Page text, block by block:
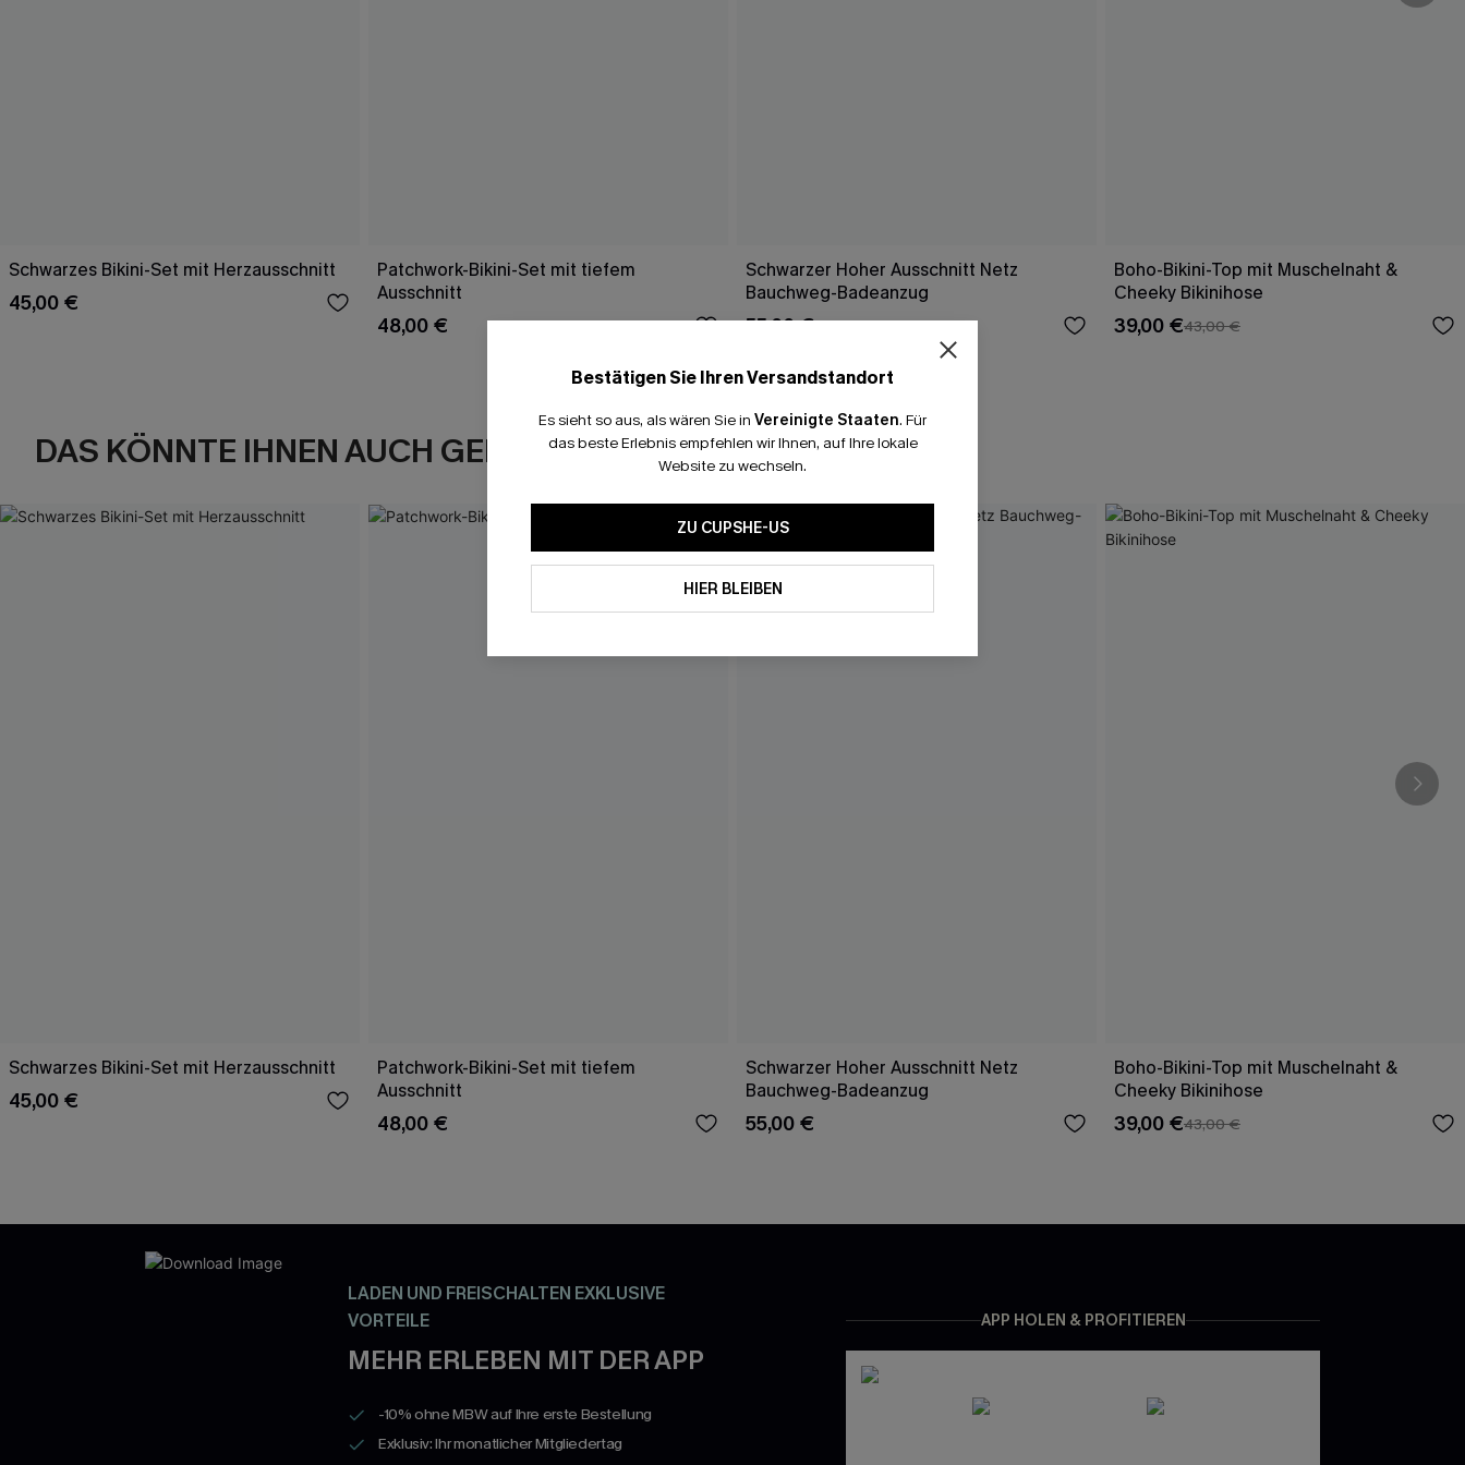
Schwarzes Bikini-Set mit Herzausschnitt
45,00 €
Patchwork-Bikini-Set mit tiefem
Ausschnitt
48,00 €
Schwarzer Hoher Ausschnitt Netz
Bauchweg-Badeanzug
55,00 €
Boho-Bikini-Top mit Muschelnaht &
Cheeky Bikinihose
39,00 €43,00 €
DAS KÖNNTE IHNEN AUCH GEFALLEN
Schwarzes Bikini-Set mit Herzausschnitt
45,00 €
Patchwork-Bikini-Set mit tiefem
Ausschnitt
48,00 €
Schwarzer Hoher Ausschnitt Netz
Bauchweg-Badeanzug
55,00 €
Boho-Bikini-Top mit Muschelnaht &
Cheeky Bikinihose
39,00 €43,00 €
LADEN UND FREISCHALTEN EXKLUSIVE
VORTEILE
MEHR ERLEBEN MIT DER APP
-10% ohne MBW auf Ihre erste Bestellung
Exklusiv: Ihr monatlicher Mitgliedertag
APP HOLEN & PROFITIEREN
Bestätigen Sie Ihren Versandstandort
Es sieht so aus, als wären Sie in Vereinigte Staaten. Für
das beste Erlebnis empfehlen wir Ihnen, auf Ihre lokale
Website zu wechseln.
ZU CUPSHE-US
HIER BLEIBEN